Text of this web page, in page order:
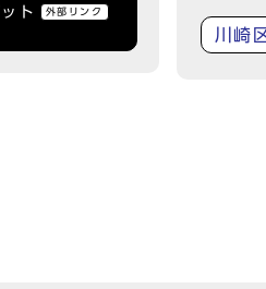
ト 外部リンク
川崎